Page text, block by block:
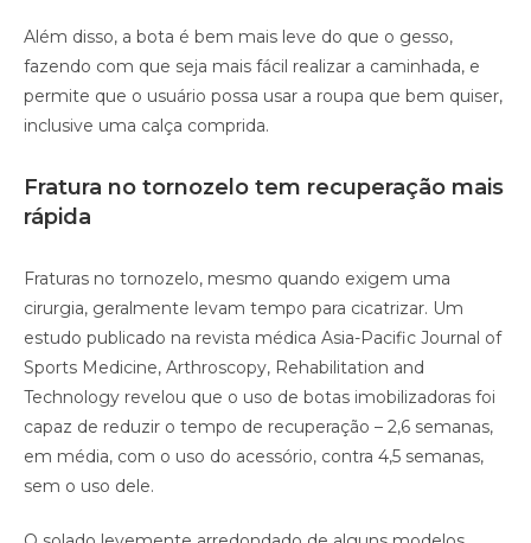
Além disso, a bota é bem mais leve do que o gesso,
fazendo com que seja mais fácil realizar a caminhada, e
permite que o usuário possa usar a roupa que bem quiser,
inclusive uma calça comprida.
Fratura no tornozelo tem recuperação mais
rápida
Fraturas no tornozelo, mesmo quando exigem uma
cirurgia, geralmente levam tempo para cicatrizar. Um
estudo publicado na revista médica Asia-Pacific Journal of
Sports Medicine, Arthroscopy, Rehabilitation and
Technology revelou que o uso de botas imobilizadoras foi
capaz de reduzir o tempo de recuperação – 2,6 semanas,
em média, com o uso do acessório, contra 4,5 semanas,
sem o uso dele.